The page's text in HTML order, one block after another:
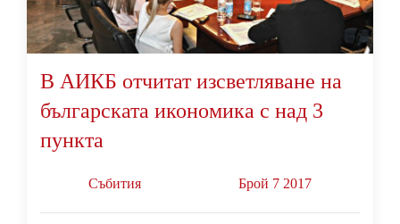
В АИКБ отчитат изсветляване на
българската икономика с над 3
пункта
Събития Брой 7 2017